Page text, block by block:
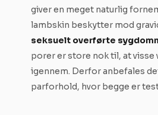
giver en meget naturlig
lambskin beskytter mod
seksuelt overførte
porer er store nok til, at visse
igennem. Derfor anbefales
parforhold, hvor begge er